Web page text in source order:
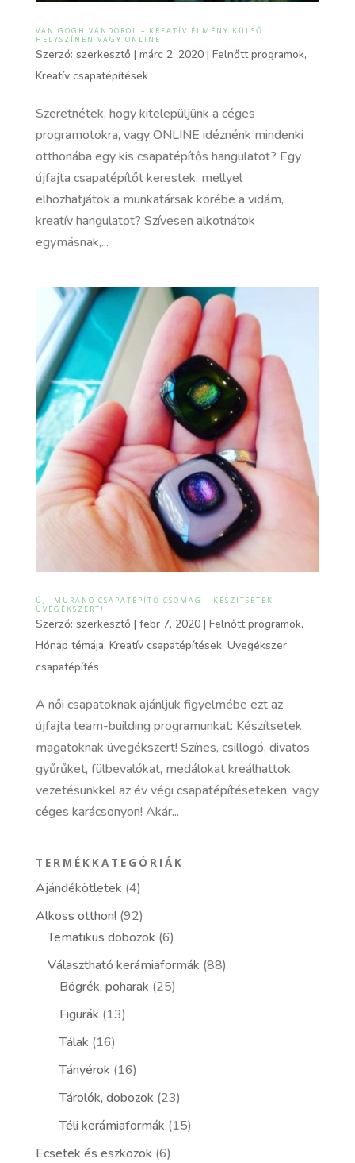
VAN GOGH VÁNDOROL – KREATÍV ÉLMÉNY KÜLSŐ
HELYSZÍNEN VAGY ONLINE
Szerző: szerkesztő| márc 2, 2020| Felnőtt programok,
Kreatív csapatépítések
Szeretnétek, hogy kitelepüljünk a céges
programotokra, vagy ONLINE idéznénk mindenki
otthonába egy kis csapatépítős hangulatot? Egy
újfajta csapatépítőt kerestek, mellyel
elhozhatjátok a munkatársak körébe a vidám,
kreatív hangulatot? Szívesen alkotnátok
egymásnak,...
ÚJ! MURANO CSAPATÉPÍTŐ CSOMAG – KÉSZÍTSETEK
ÜVEGÉKSZERT!
Szerző: szerkesztő| febr 7, 2020| Felnőtt programok,
Hónap témája, Kreatív csapatépítések, Üvegékszer
csapatépítés
A női csapatoknak ajánljuk figyelmébe ezt az
újfajta team-building programunkat: Készítsetek
magatoknak üvegékszert! Színes, csillogó, divatos
gyűrűket, fülbevalókat, medálokat kreálhattok
vezetésünkkel az év végi csapatépítéseteken, vagy
céges karácsonyon! Akár...
TERMÉKKATEGÓRIÁK
Ajándékötletek (4)
Alkoss otthon! (92)
Tematikus dobozok (6)
Választható kerámiaformák (88)
Bögrék, poharak (25)
Figurák (13)
Tálak (16)
Tányérok (16)
Tárolók, dobozok (23)
Téli kerámiaformák (15)
Ecsetek és eszközök (6)